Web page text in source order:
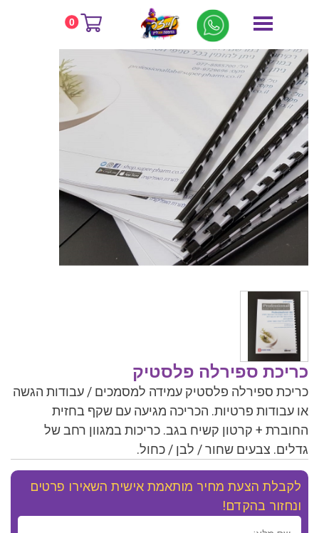
0 דף הבית כריכת ספירלה פלסטיק
כריכת ספירלה פלסטיק
כריכת ספירלה פלסטיק עמידה למסמכים / עבודות הגשה
או עבודות פרטיות. הכריכה מגיעה עם שקף בחזית
החוברת + קרטון קשיח בגב. כריכות במגוון רחב של
גדלים. צבעים שחור / לבן / כחול.
לקבלת הצעת מחיר מותאמת אישית השאירו פרטים
ונחזור בהקדם!